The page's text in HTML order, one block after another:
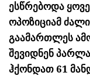
ესწრებოდა
ოპოზიციამ
გაამართლეს
შევიდნენ
ჰქონდათ 61